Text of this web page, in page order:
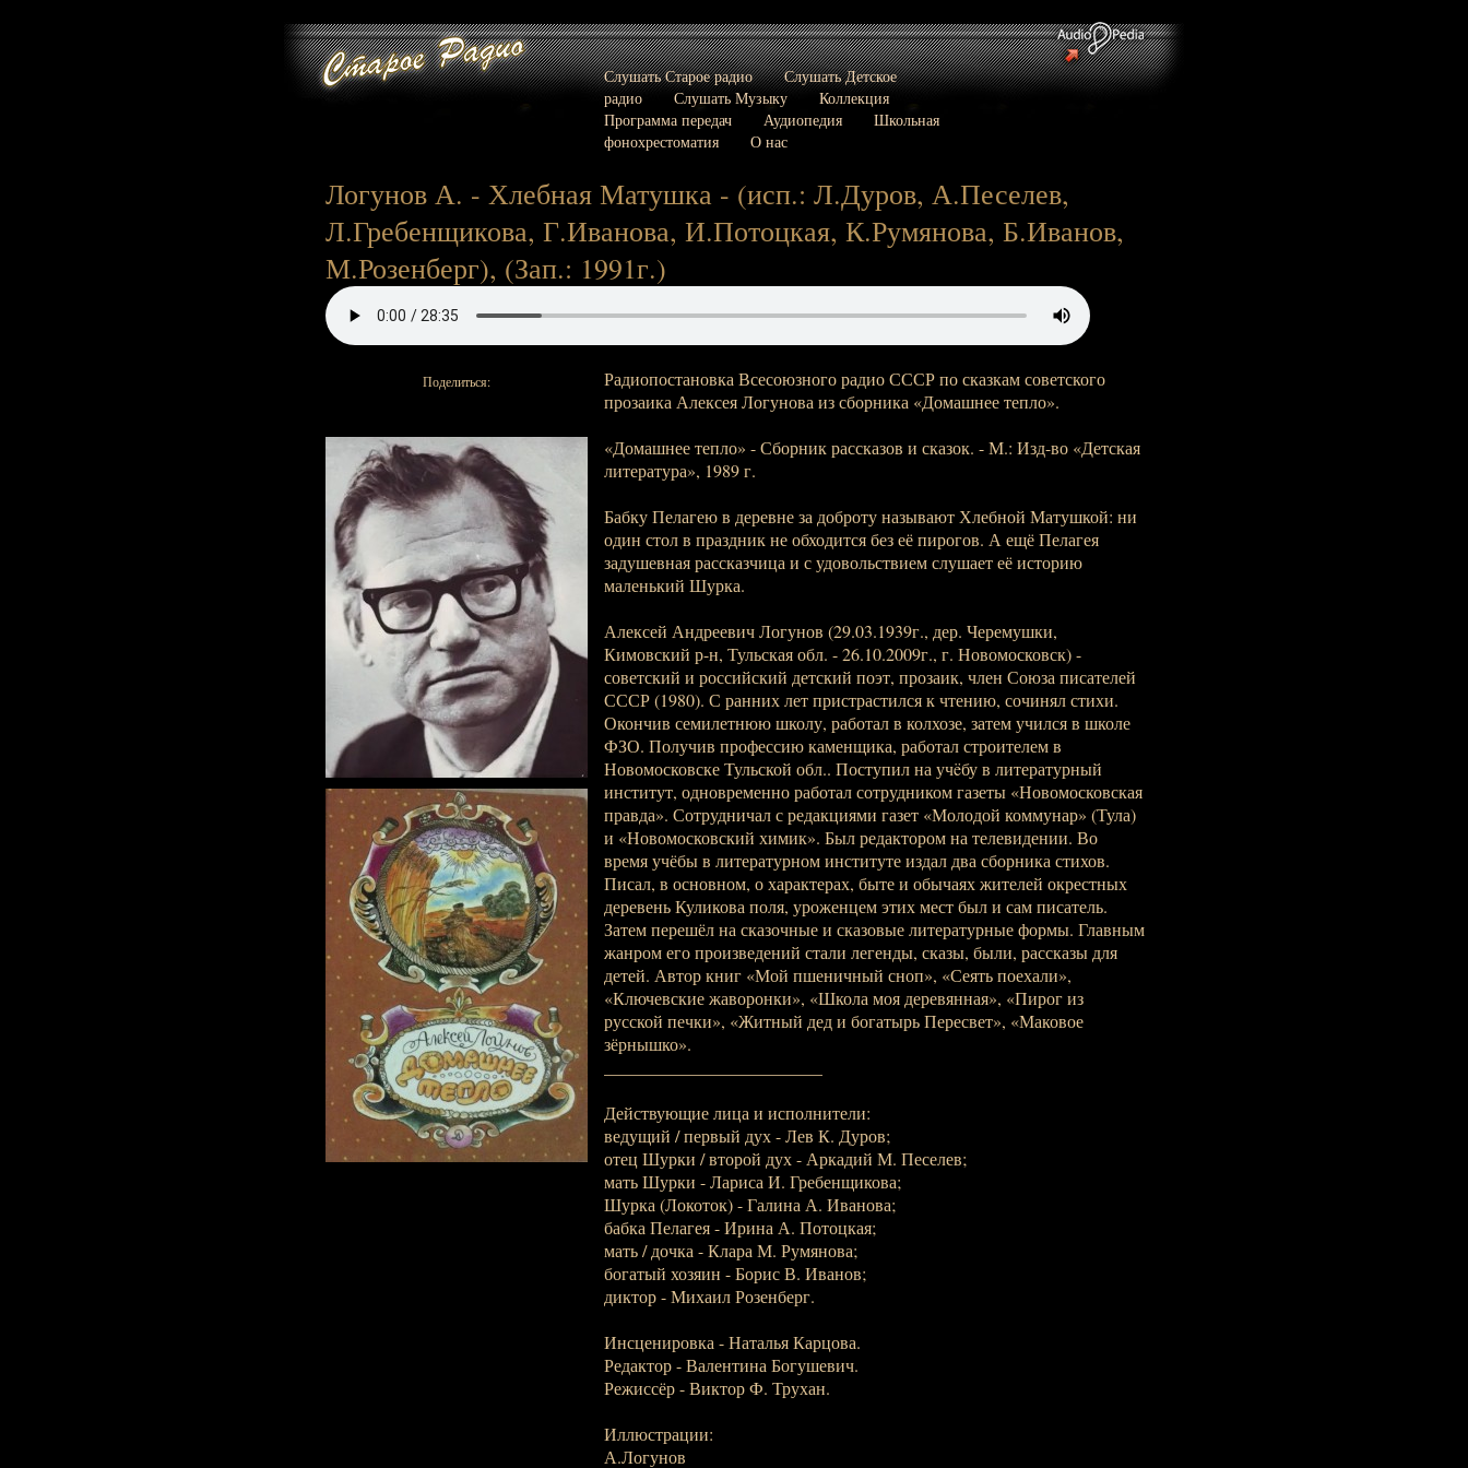
Слушать Старое радио
Слушать Детское
радио
Слушать Музыку
Коллекция
Программа передач
Аудиопедия
Школьная
фонохрестоматия
О нас
Логунов А. - Хлебная Матушка - (исп.: Л.Дуров, А.Песелев,
Л.Гребенщикова, Г.Иванова, И.Потоцкая, К.Румянова, Б.Иванов,
М.Розенберг), (Зап.: 1991г.)
Поделиться:
Радиопостановка Всесоюзного радио СССР по сказкам советского
прозаика Алексея Логунова из сборника «Домашнее тепло».
«Домашнее тепло» - Сборник рассказов и сказок. - М.: Изд-во «Детская
литература», 1989 г.
Бабку Пелагею в деревне за доброту называют Хлебной Матушкой: ни
один стол в праздник не обходится без её пирогов. А ещё Пелагея
задушевная рассказчица и с удовольствием слушает её историю
маленький Шурка.
Алексей Андреевич Логунов (29.03.1939г., дер. Черемушки,
Кимовский р-н, Тульская обл. - 26.10.2009г., г. Новомосковск) -
советский и российский детский поэт, прозаик, член Союза писателей
СССР (1980). С ранних лет пристрастился к чтению, сочинял стихи.
Окончив семилетнюю школу, работал в колхозе, затем учился в школе
ФЗО. Получив профессию каменщика, работал строителем в
Новомосковске Тульской обл.. Поступил на учëбу в литературный
институт, одновременно работал сотрудником газеты «Новомосковская
правда». Сотрудничал с редакциями газет «Молодой коммунар» (Тула)
и «Новомосковский химик». Был редактором на телевидении. Во
время учёбы в литературном институте издал два сборника стихов.
Писал, в основном, о характерах, быте и обычаях жителей окрестных
деревень Куликова поля, уроженцем этих мест был и сам писатель.
Затем перешёл на сказочные и сказовые литературные формы. Главным
жанром его произведений стали легенды, сказы, были, рассказы для
детей. Автор книг «Мой пшеничный сноп», «Сеять поехали»,
«Ключевские жаворонки», «Школа моя деревянная», «Пирог из
русской печки», «Житный дед и богатырь Пересвет», «Маковое
зёрнышко».
Действующие лица и исполнители:
ведущий / первый дух - Лев К. Дуров;
отец Шурки / второй дух - Аркадий М. Песелев;
мать Шурки - Лариса И. Гребенщикова;
Шурка (Локоток) - Галина А. Иванова;
бабка Пелагея - Ирина А. Потоцкая;
мать / дочка - Клара М. Румянова;
богатый хозяин - Борис В. Иванов;
диктор - Михаил Розенберг.
Инсценировка - Наталья Карцова.
Редактор - Валентина Богушевич.
Режиссёр - Виктор Ф. Трухан.
Иллюстрации:
А.Логунов